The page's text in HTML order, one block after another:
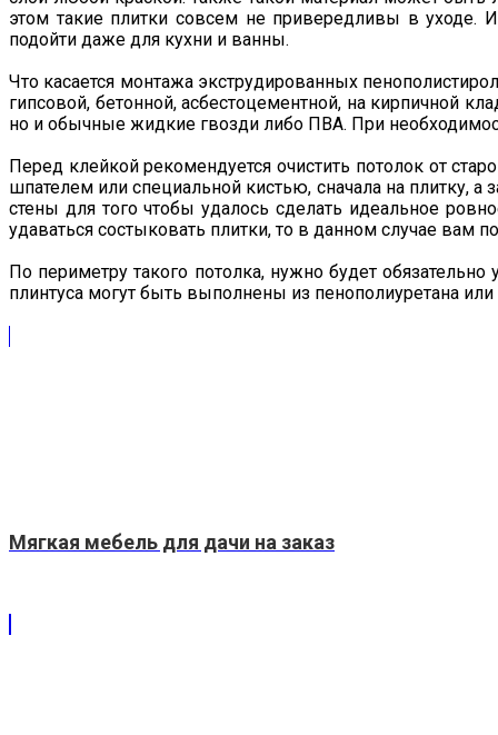
этом такие плитки совсем не привередливы в уходе.
подойти даже для кухни и ванны.
Что касается монтажа экструдированных
гипсовой, бетонной, асбестоцементной, на кирпичной
но и обычные жидкие гвозди либо ПВА. При
Перед клейкой рекомендуется очистить потолок от
шпателем или специальной кистью, сначала на плитку, а
стены для того чтобы удалось сделать идеальное
удаваться состыковать плитки, то в данном случае вам
По периметру такого потолка, нужно будет
плинтуса могут быть выполнены из пенополиуретана
Мягкая мебель для дачи на заказ